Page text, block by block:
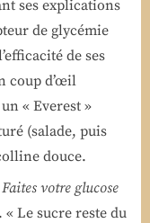
ses explications
de glycémie
de ses
coup d’œil
« Everest »
(salade, puis
douce.
Faites votre glucose
Le sucre reste du